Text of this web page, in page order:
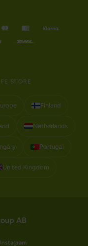
STORE
Finland
Netherlands
Portugal
United Kingdom
AB
Instagram